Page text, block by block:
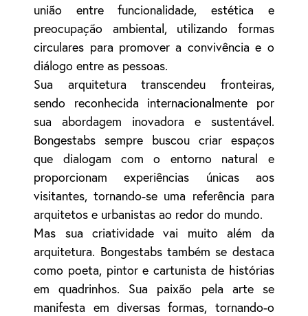
união entre funcionalidade, estética e
preocupação ambiental, utilizando formas
circulares para promover a convivência e o
diálogo entre as pessoas.
Sua arquitetura transcendeu fronteiras,
sendo reconhecida internacionalmente por
sua abordagem inovadora e sustentável.
Bongestabs sempre buscou criar espaços
que dialogam com o entorno natural e
proporcionam experiências únicas aos
visitantes, tornando-se uma referência para
arquitetos e urbanistas ao redor do mundo.
Mas sua criatividade vai muito além da
arquitetura. Bongestabs também se destaca
como poeta, pintor e cartunista de histórias
em quadrinhos. Sua paixão pela arte se
manifesta em diversas formas, tornando-o